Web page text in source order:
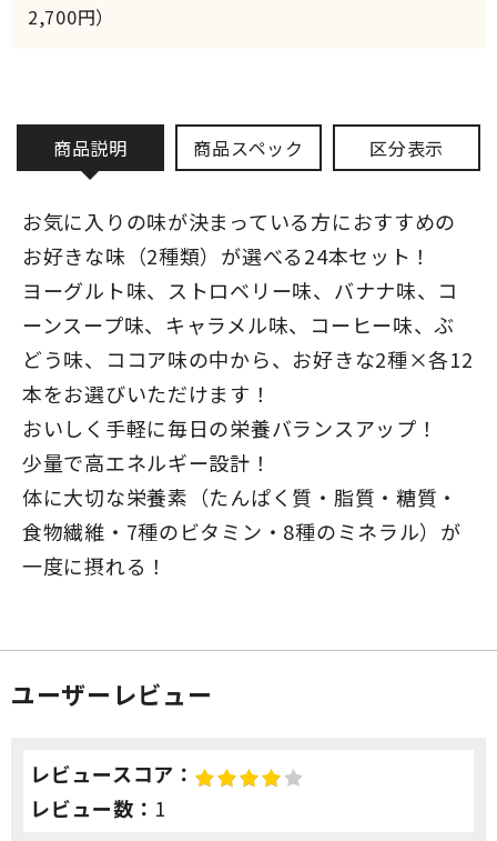
商品説明 商品スペック 区分表示
お気に入りの味が決まっている方におすすめの
お好きな味（2種類）が選べる24本セット！
ヨーグルト味、ストロベリー味、バナナ味、コ
ーンスープ味、キャラメル味、コーヒー味、ぶ
どう味、ココア味の中から、お好きな2種×各12
本をお選びいただけます！
おいしく手軽に毎日の栄養バランスアップ！
少量で高エネルギー設計！
体に大切な栄養素（たんぱく質・脂質・糖質・
食物繊維・7種のビタミン・8種のミネラル）が
一度に摂れる！
2,700円）
ユーザーレビュー
レビュースコア：
レビュー数： 1